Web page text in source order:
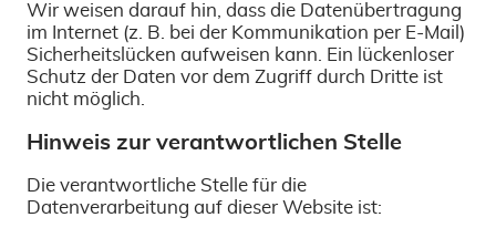
Wir weisen darauf hin, dass die Datenübertragung
im Internet (z. B. bei der Kommunikation per E-Mail)
Sicherheitslücken aufweisen kann. Ein lückenloser
Schutz der Daten vor dem Zugriff durch Dritte ist
nicht möglich.
Hinweis zur verantwortlichen Stelle
Die verantwortliche Stelle für die
Datenverarbeitung auf dieser Website ist: